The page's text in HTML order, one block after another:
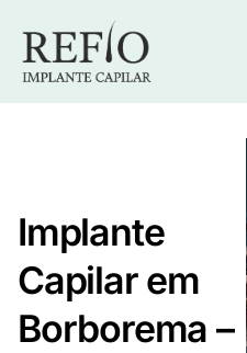
Implante
Capilar em
Borborema –